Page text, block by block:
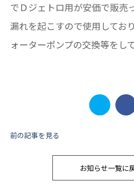
でＤジェトロ用が安価で販売
漏れを起こすので使用してお
ォーターポンプの交換等をし
投
前の記事を見る
お知らせ一覧に